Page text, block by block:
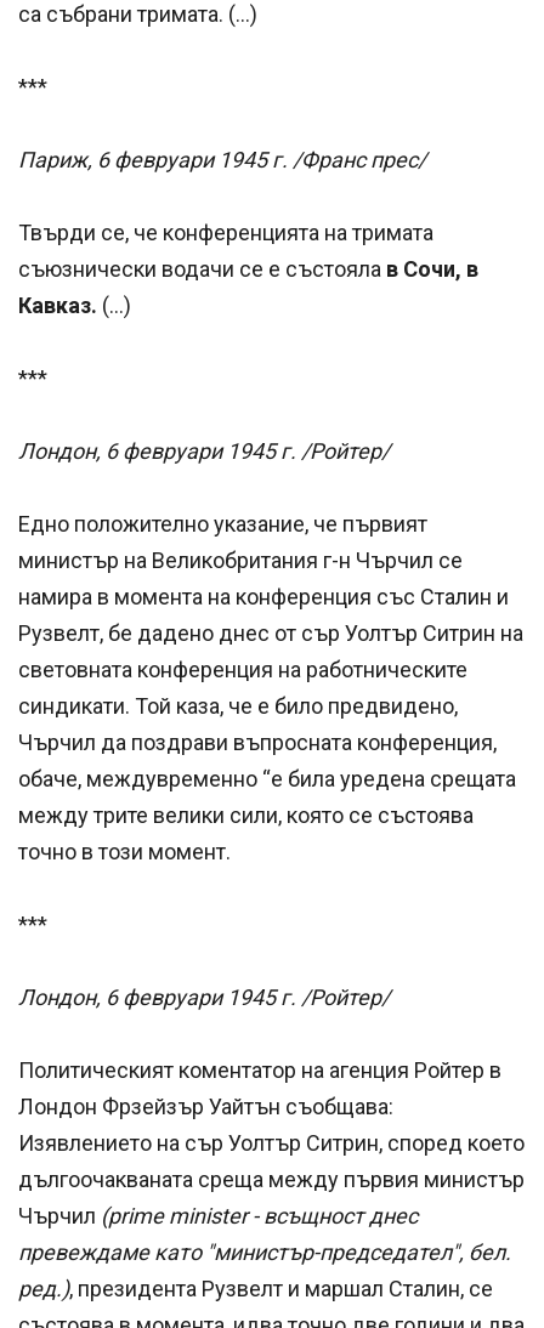
са събрани тримата. (…)
***
Париж, 6 февруари 1945 г. /Франс прес/
Твърди се, че конференцията на тримата
съюзнически водачи се е състояла в Сочи, в
Кавказ. (…)
***
Лондон, 6 февруари 1945 г. /Ройтер/
Едно положително указание, че първият
министър на Великобритания г-н Чърчил се
намира в момента на конференция със Сталин и
Рузвелт, бе дадено днес от сър Уолтър Ситрин на
световната конференция на работническите
синдикати. Той каза, че е било предвидено,
Чърчил да поздрави въпросната конференция,
обаче, междувременно “е била уредена срещата
между трите велики сили, която се състоява
точно в този момент.
***
Лондон, 6 февруари 1945 г. /Ройтер/
Политическият коментатор на агенция Ройтер в
Лондон Фрзейзър Уайтън съобщава:
Изявлението на сър Уолтър Ситрин, според което
дългоочакваната среща между първия министър
Чърчил (prime minister - всъщност днес
превеждаме като "министър-председател", бел.
ред.), президента Рузвелт и маршал Сталин, се